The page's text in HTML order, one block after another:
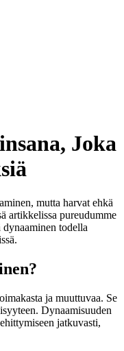
Joka
mutta harvat ehkä
artikkelissa pureudumme
dynaaminen todella
ja muuttuvaa. Se
Dynaamisuuden
jatkuvasti,